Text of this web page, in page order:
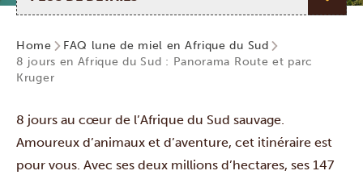
Home
FAQ lune de miel en Afrique du Sud
8 jours en Afrique du Sud : Panorama Route et parc
Kruger
8 jours au cœur de l’Afrique du Sud sauvage.
Amoureux d’animaux et d’aventure, cet itinéraire est
pour vous. Avec ses deux millions d’hectares, ses 147